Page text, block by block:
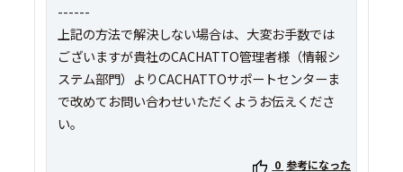
------
上記の方法で解決しない場合は、大変お手数では
ございますが貴社のCACHATTO管理者様（情報シ
ステム部門）よりCACHATTOサポートセンターま
で改めてお問い合わせいただくようお伝えくださ
い。
0 参考になった